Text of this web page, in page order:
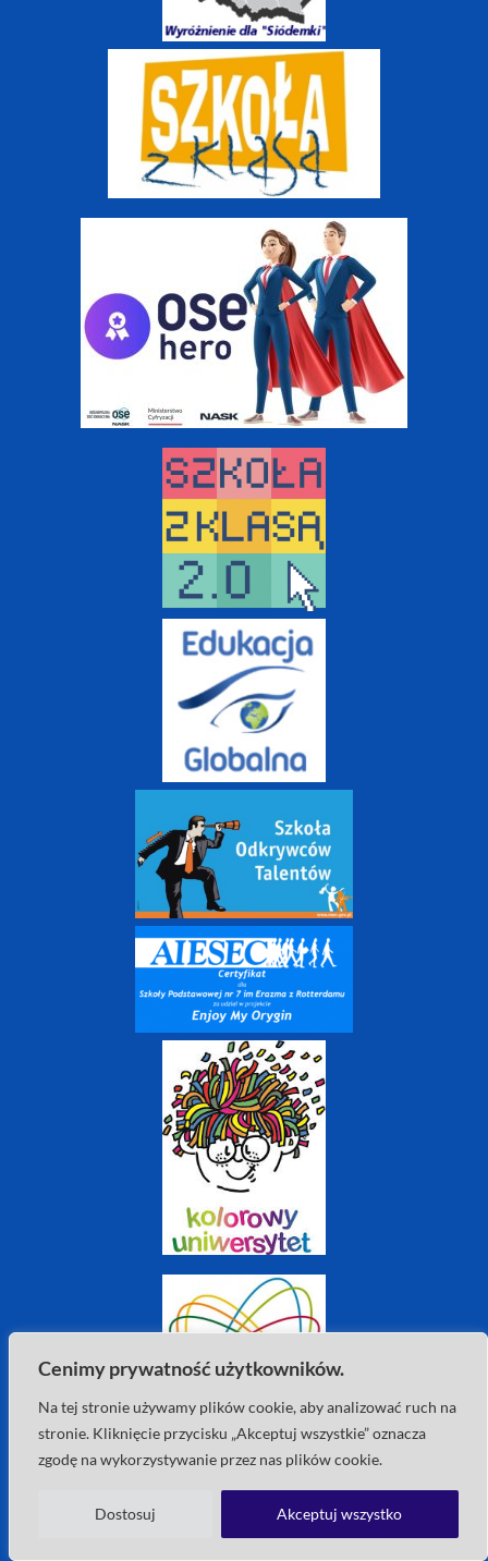
Cenimy prywatność użytkowników.
Na tej stronie używamy plików cookie, aby analizować ruch na
stronie. Kliknięcie przycisku „Akceptuj wszystkie” oznacza
zgodę na wykorzystywanie przez nas plików cookie.
Dostosuj Akceptuj wszystko